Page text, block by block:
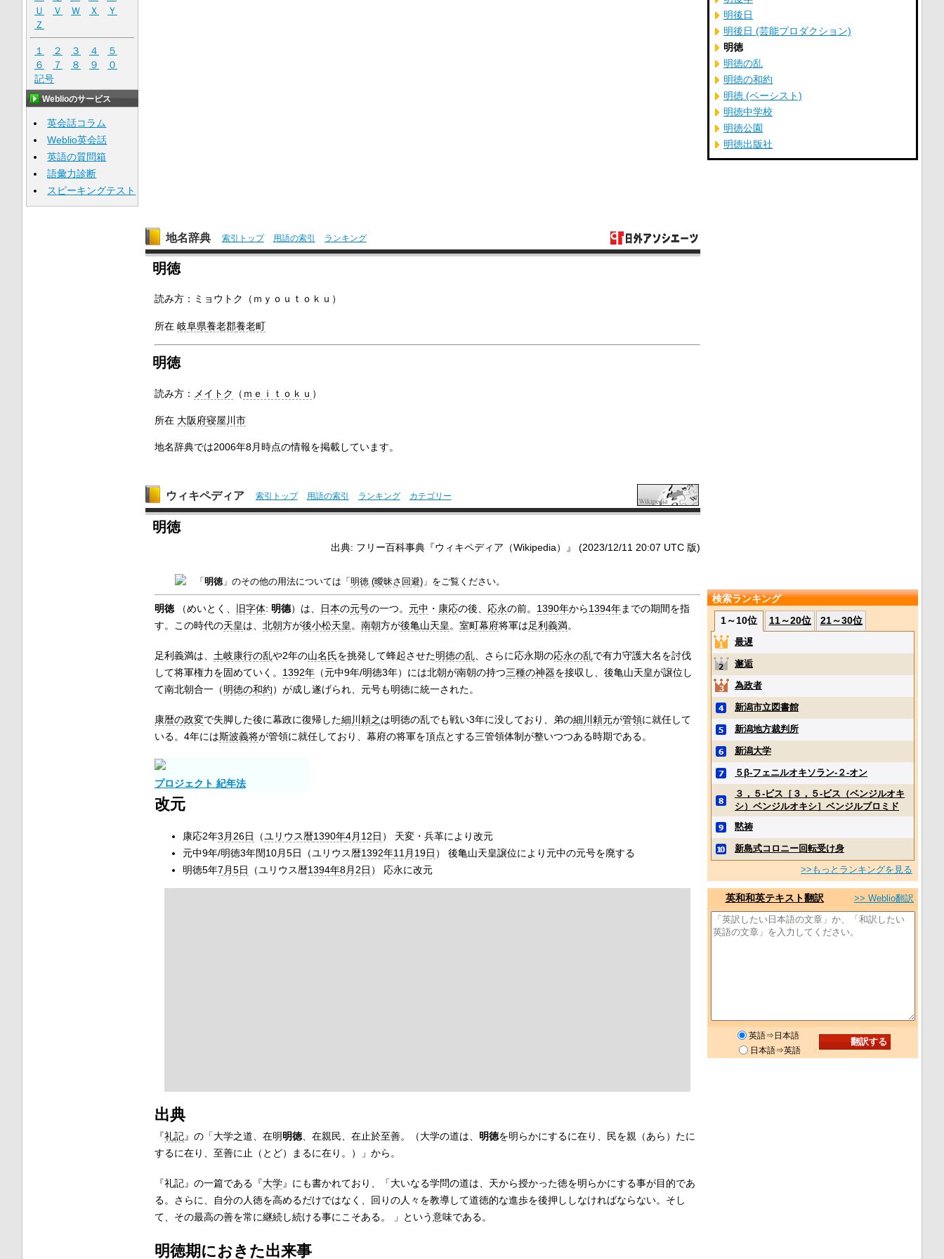
地名辞典 索引トップ 用語の索引 ランキング
明徳
読み方： ミョウトク（ｍｙｏｕｔｏｋｕ）
所在 岐阜県養老郡養老町
明徳
読み方： メイトク （ ｍｅｉｔｏｋｕ ）
所在 大阪府寝屋川市
地名辞典では2006年8月時点の情報を掲載しています。
ウィキペディア 索引トップ 用語の索引 ランキング カテゴリー
明徳
出典: フリー百科事典『ウィキペディア（Wikipedia）』 (2023/12/11 20:07 UTC 版)
「 明徳」のその他の用法については「 明徳 (曖昧さ回避)」をご覧ください。
明徳 （めいとく 旧字体: 明󠄁德）は、 日本の元号の一つ。 元中 ・ 康応の後、 応永の前。 1390年から1394年までの期間を指
す。この時代の天皇は、 北朝方が後小松天皇。 南朝方が後亀山天皇。 室町幕府将軍は足利義満。
足利義満は、 土岐康行の乱や2年の山名氏を挑発して蜂起させた明徳の乱、さらに応永期の応永の乱で有力守護大名を討伐
して将軍権力を固めていく。 1392年（元中9年/明徳3年）には北朝が南朝の持つ三種の神器を接収し、後亀山天皇が譲位し
て南北朝合一（明徳の和約）が成し遂げられ、元号も明徳に統一された。
康暦の政変で失脚した後に幕政に復帰した細川頼之は明徳の乱でも戦い3年に没しており、弟の細川頼元が管領に就任して
いる。4年には斯波義将が管領に就任しており、幕府の将軍を頂点とする三管領体制が整いつつある時期である。
プロジェクト 紀年法
改元
康応2年3月26日 （ユリウス暦1390年4月12日 ） 天変・兵革により改元
元中9年/明徳3年閏10月5日（ユリウス暦1392年11月19日 ） 後亀山天皇譲位により元中の元号を廃する
明徳5年7月5日 （ユリウス暦1394年8月2日 ） 応永に改元
出典
『礼記』の「大学之道、在明明徳、在親民、在止於至善。（大学の道は、 明徳を明らかにするに在り、民を親（あら）たに
するに在り、至善に止（とど）まるに在り。）」から。
『礼記』の一篇である『大学』にも書かれており、「大いなる学問の道は、天から授かった徳を明らかにする事が目的であ
る。さらに、自分の人徳を高めるだけではなく、回りの人々を教導して道徳的な進歩を後押ししなければならない。そし
て、その最高の善を常に継続し続ける事にこそある。 」という意味である。
明徳期におきた出来事
Ｕ
Ｖ Ｗ Ｘ
Ｙ
Ｚ
１ ２ ３ ４
５
６
７ ８ ９
０
記号
Weblioのサービス
英会話コラム
Weblio英会話
英語の質問箱
語彙力診断
スピーキングテスト
明後日
明後日 (芸能プロダクション)
明徳
明徳の乱
明徳の和約
明徳 (ベーシスト)
明徳中学校
明徳公園
明徳出版社
検索ランキング
1～10位
11～20位 21～30位
最遅
邂逅
為政者
新潟市立図書館
新潟地方裁判所
新潟大学
５β‐フェニルオキソラン‐２‐オン
３，５‐ビス［３，５‐ビス（ベンジルオキ
シ）ベンジルオキシ］ベンジルブロミド
黙祷
新島式コロニー回転受け身
>>もっとランキングを見る
英和和英テキスト翻訳 >> Weblio翻訳
英語⇒日本語
日本語⇒英語